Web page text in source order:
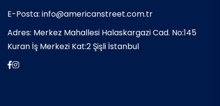
E-Posta: info@americanstreet.com.tr
Adres: Merkez Mahallesi Halaskargazi Cad. No:145
Kuran İş Merkezi Kat:2 Şişli İstanbul